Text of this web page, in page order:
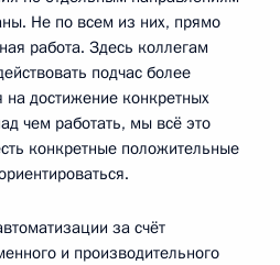
Не по всем из них, прямо
работа. Здесь коллегам
подчас более
на достижение конкретных
чем работать, мы всё это
конкретные положительные
за счёт
и производительного